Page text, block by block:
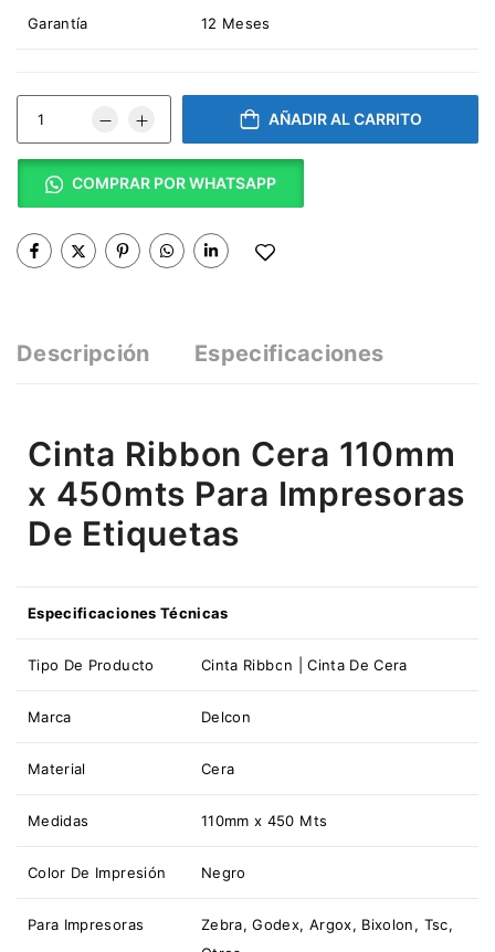
Garantía 12 Meses
AÑADIR AL CARRITO
COMPRAR POR WHATSAPP
Descripción Especificaciones
Cinta Ribbon Cera 110mm
x 450mts Para Impresoras
De Etiquetas
Especificaciones Técnicas
Tipo De Producto Cinta Ribbon | Cinta De Cera
Marca Delcon
Material Cera
Medidas 110mm x 450 Mts
Color De Impresión Negro
Para Impresoras
Zebra, Godex, Argox, Bixolon, Tsc,